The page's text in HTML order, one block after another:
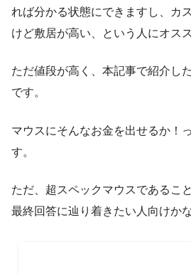
れば分かる状態にできますし、カ
けど敷居が高い、という人にオス
ただ値段が高く、本記事で紹介し
です。
マウスにそんなお金を出せるか！
す。
ただ、超スペックマウスであるこ
最終回答に辿り着きたい人向けか